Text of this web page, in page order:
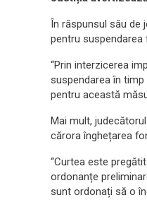
În răspunsul său de
pentru suspendarea
“Prin interzicerea
suspendarea în
pentru această
Mai mult,
cărora înghețarea
“Curtea este
ordonanțe
sunt ordonați să o